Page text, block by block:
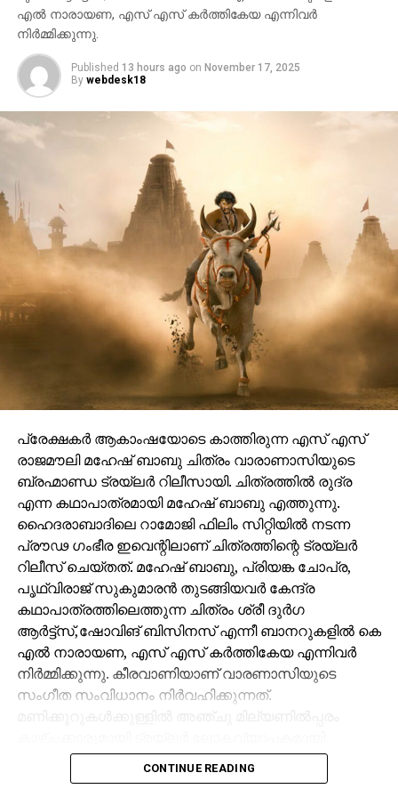
UP NEXT
ദളിത് പ്രവര്‍ത്തകന്റെ മരണം: ഗുജറാത്ത്
സര്‍ക്കാറിനെതിരെ വ്യാപക പ്രതിഷേധം
DON'T MISS
കൊലക്കത്തിയോടെപ്പം പ്രതിപ്പട്ടിക; ഇതു കണ്ണൂര്‍
മോഡല്‍
എൽ നാരായണ, എസ് എസ് കർത്തികേയ എന്നിവർ
നിർമ്മിക്കുന്നു.
Published 13 hours ago on November 17, 2025
By webdesk18
പ്രേക്ഷകർ ആകാംഷയോടെ കാത്തിരുന്ന എസ് എസ്
രാജമൗലി മഹേഷ് ബാബു ചിത്രം വാരാണാസിയുടെ
ബ്രഹ്മാണ്ഡ ട്രയ്ലർ റിലീസായി. ചിത്രത്തിൽ രുദ്ര
എന്ന കഥാപാത്രമായി മഹേഷ് ബാബു എത്തുന്നു.
ഹൈദരാബാദിലെ റാമോജി ഫിലിം സിറ്റിയിൽ നടന്ന
പ്രൗഢ ഗംഭീര ഇവെന്റിലാണ് ചിത്രത്തിന്റെ ട്രയ്ലർ
റിലീസ് ചെയ്തത്. മഹേഷ് ബാബു, പ്രിയങ്ക ചോപ്ര,
പൃഥ്വിരാജ് സുകുമാരൻ തുടങ്ങിയവർ കേന്ദ്ര
കഥാപാത്രത്തിലെത്തുന്ന ചിത്രം ശ്രീ ദുർഗ
ആർട്ട്സ്,ഷോവിങ് ബിസിനസ് എന്നീ ബാനറുകളിൽ കെ
എൽ നാരായണ, എസ് എസ് കർത്തികേയ എന്നിവർ
നിർമ്മിക്കുന്നു. കീരവാണിയാണ് വാരണാസിയുടെ
സംഗീത സംവിധാനം നിർവഹിക്കുന്നത്.
ട്രെൻഡിങ്ങിൽ മുന്നിലാണ്.CONTINUE READING